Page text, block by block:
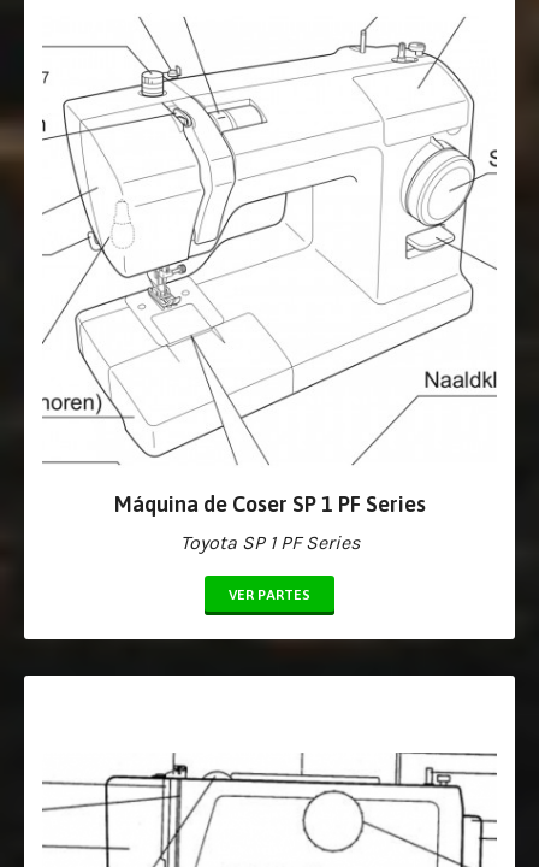
Máquina de Coser SP 1 PF Series
Toyota SP 1 PF Series
VER PARTES